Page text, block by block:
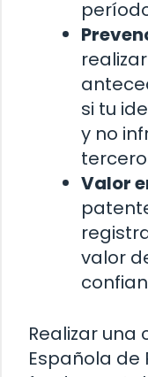
si tu
y no
Valor
valor
Realizar una
Española de